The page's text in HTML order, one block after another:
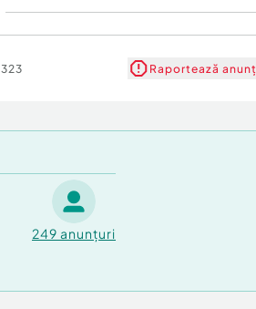
323 Raportează anunț
249 anunțuri